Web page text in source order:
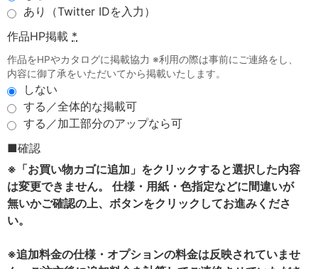
あり（Twitter IDを入力）
作品HP掲載 *
作品をHPやカタログに掲載協力 ※利用の際は事前にご連絡をし、
内容に御了承をいただいてから掲載いたします。
しない
する／全体的な掲載可
する／加工部分のアップなら可
■確認
※「お買い物カゴに追加」をクリックすると選択した内容
は変更できません。 仕様・用紙・色指定などに間違いが
無いかご確認の上、ボタンをクリックしてお進みくださ
い。
※追加料金の仕様・オプションの料金は反映されていませ